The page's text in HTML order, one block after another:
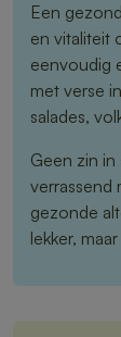
Een
en vitaliteit
eenvoudig
met verse
salades,
Geen zin
verrassend
gezonde
lekker,